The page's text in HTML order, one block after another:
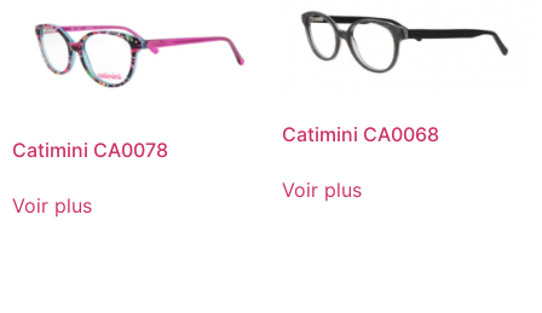
Catimini CA0078
Voir plus
Catimini CA0068
Voir plus